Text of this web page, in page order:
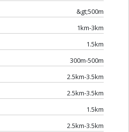
&gt;500m
1km-3km
1.5km
300m-500m
2.5km-3.5km
2.5km-3.5km
1.5km
2.5km-3.5km